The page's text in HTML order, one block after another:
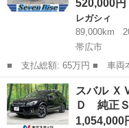
520,000円
レガシィ
89,000km
帯広市
■ 支払総額: 65万円 ■ 車両本体価格： 520,000 円 ■ メーカー
名： スバル ■ 車種名： レ
名： ２．５ＧＴ ４ＷＤ
ナビ ＣＤ ＤＶ...
北海道 帯広市 レガシ
スバル
Ｄ 純正
1,054,000